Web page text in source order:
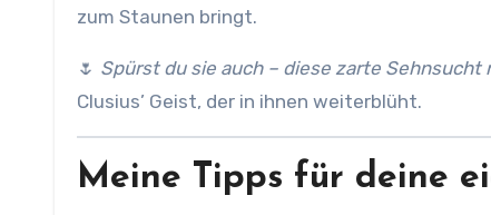
zum Staunen bringt.
🌷 Spürst du sie auch – diese zarte
Clusius’ Geist, der in ihnen weiterblüht.
Meine Tipps für deine